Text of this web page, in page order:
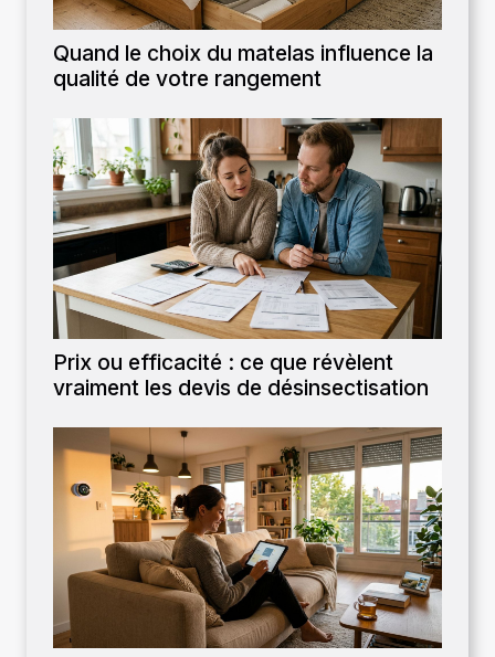
Quand le choix du matelas influence la
qualité de votre rangement
Prix ou efficacité : ce que révèlent
vraiment les devis de désinsectisation